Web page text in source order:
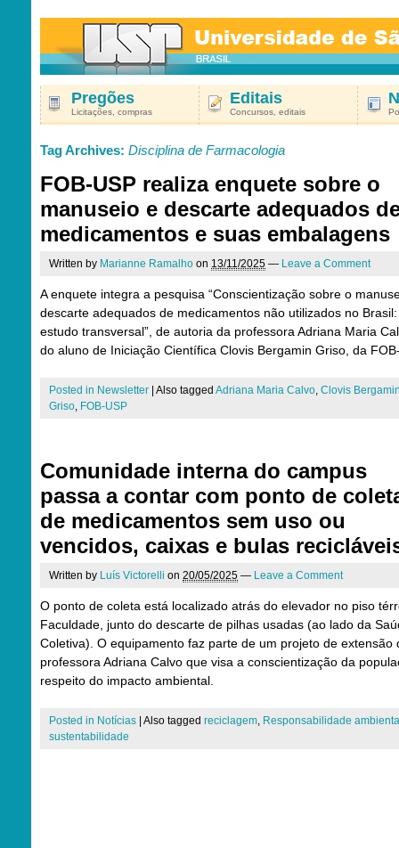
Pregões
Licitações, compras
Editais
Concursos, editais
Tag Archives: Disciplina de Farmacologia
FOB-USP realiza enquete sobre o
manuseio e descarte adequados
medicamentos e suas embalagens
Written by Marianne Ramalho on 13/11/2025 — Leave a Comment
A enquete integra a pesquisa “Conscientização sobre o
descarte adequados de medicamentos não utilizados no
estudo transversal”, de autoria da professora Adriana Maria
do aluno de Iniciação Científica Clovis Bergamin Griso, da
Posted in Newsletter Also tagged Adriana Maria Calvo, Clovis
Griso, FOB-USP
Comunidade interna do campus
passa a contar com ponto de
de medicamentos sem uso ou
vencidos, caixas e bulas
Written by Luís Victorelli on 20/05/2025 — Leave a Comment
O ponto de coleta está localizado atrás do elevador no piso
Faculdade, junto do descarte de pilhas usadas (ao lado da
Coletiva). O equipamento faz parte de um projeto de extensão
professora Adriana Calvo que visa a conscientização da
respeito do impacto ambiental.
Posted in Notícias Also tagged reciclagem, Responsabilidade
sustentabilidade